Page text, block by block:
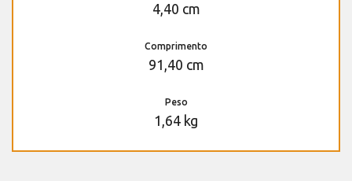
4,40 cm
Comprimento
91,40 cm
Peso
1,64 kg